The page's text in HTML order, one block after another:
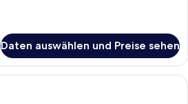
Daten auswählen und Preise sehen